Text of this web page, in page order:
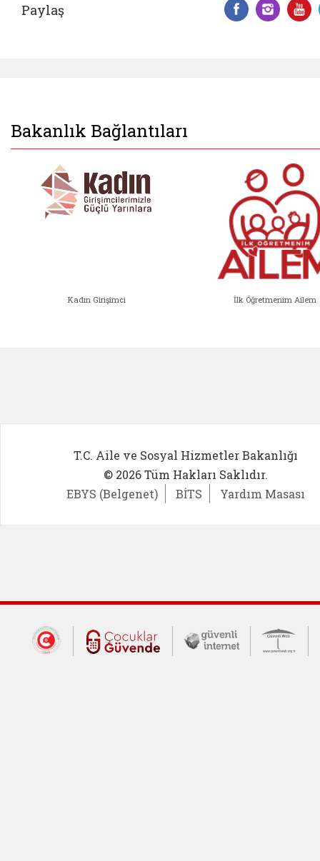
Paylaş
Bakanlık Bağlantıları
Kadın Girişimci İlk Öğretmenim Ailem
T.C. Aile ve Sosyal Hizmetler Bakanlığı
© 2026 Tüm Hakları Saklıdır.
EBYS (Belgenet)
BİTS Yardım Masası
Dış Bağlantılar
Cumhurbaşkanlığı İletişim Merkezi
Çocuklar Güvende (yeni
Güvenli